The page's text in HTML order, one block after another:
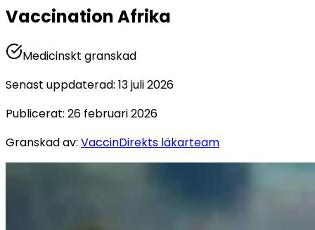
Vaccination Afrika
Medicinskt granskad
Senast uppdaterad: 13 juli 2026
Publicerat: 26 februari 2026
Granskad av: VaccinDirekts läkarteam